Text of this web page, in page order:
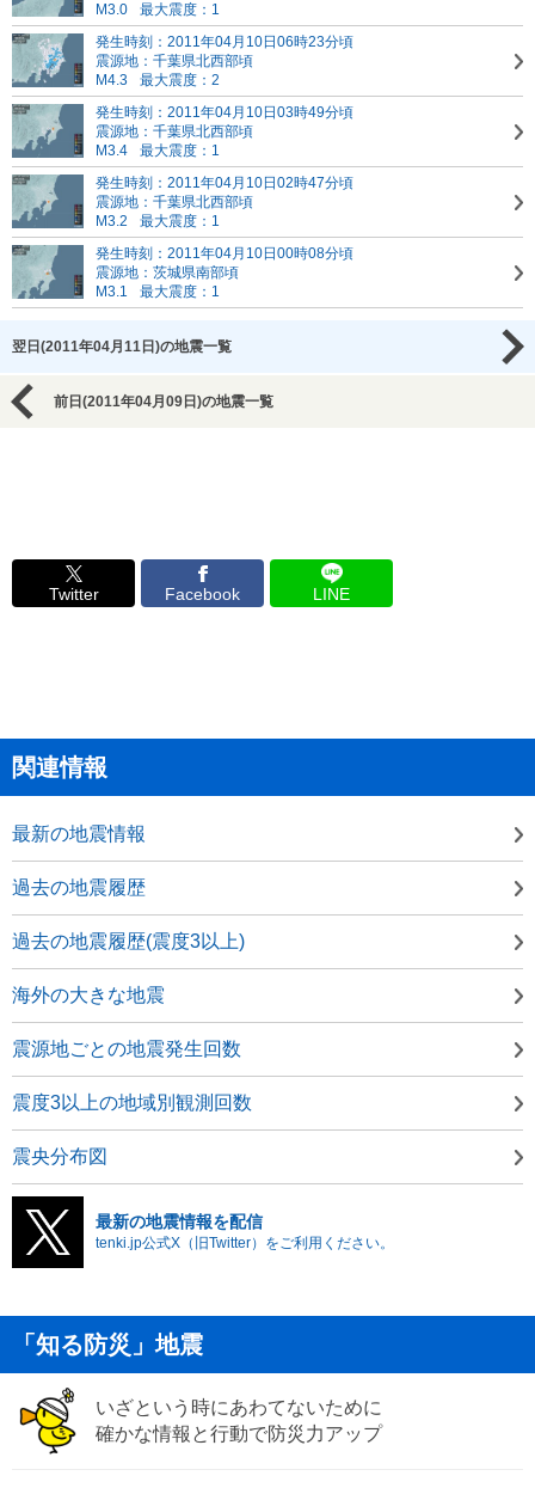
M3.0
最大震度：1
発生時刻：2011年04月10日06時23分頃
震源地：千葉県北西部頃
M4.3
最大震度：2
発生時刻：2011年04月10日03時49分頃
震源地：千葉県北西部頃
M3.4
最大震度：1
発生時刻：2011年04月10日02時47分頃
震源地：千葉県北西部頃
M3.2
最大震度：1
発生時刻：2011年04月10日00時08分頃
震源地：茨城県南部頃
M3.1
最大震度：1
翌日(2011年04月11日)の地震一覧
前日(2011年04月09日)の地震一覧
Twitter Facebook LINE
関連情報
最新の地震情報
過去の地震履歴
過去の地震履歴(震度3以上)
海外の大きな地震
震源地ごとの地震発生回数
震度3以上の地域別観測回数
震央分布図
最新の地震情報を配信
tenki.jp公式X（旧Twitter）をご利用ください。
「知る防災」地震
いざという時にあわてないために
確かな情報と行動で防災力アップ